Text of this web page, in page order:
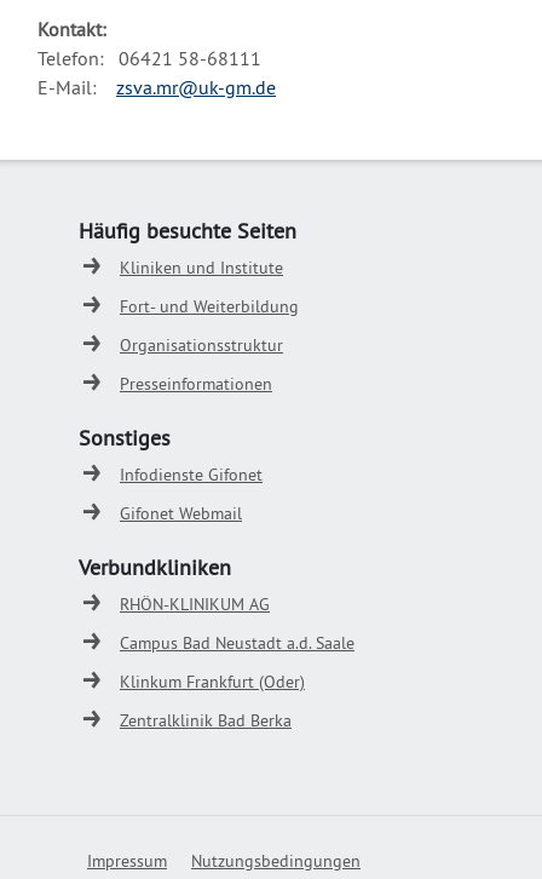
Kontakt:
Telefon: 06421 58-68111
E-Mail: zsva.mr@uk-gm.de
Häufig besuchte Seiten
Kliniken und Institute
Fort- und Weiterbildung
Organisationsstruktur
Presseinformationen
Sonstiges
Infodienste Gifonet
Gifonet Webmail
Verbundkliniken
RHÖN-KLINIKUM AG
Campus Bad Neustadt a.d. Saale
Klinkum Frankfurt (Oder)
Zentralklinik Bad Berka
Impressum
Nutzungsbedingungen